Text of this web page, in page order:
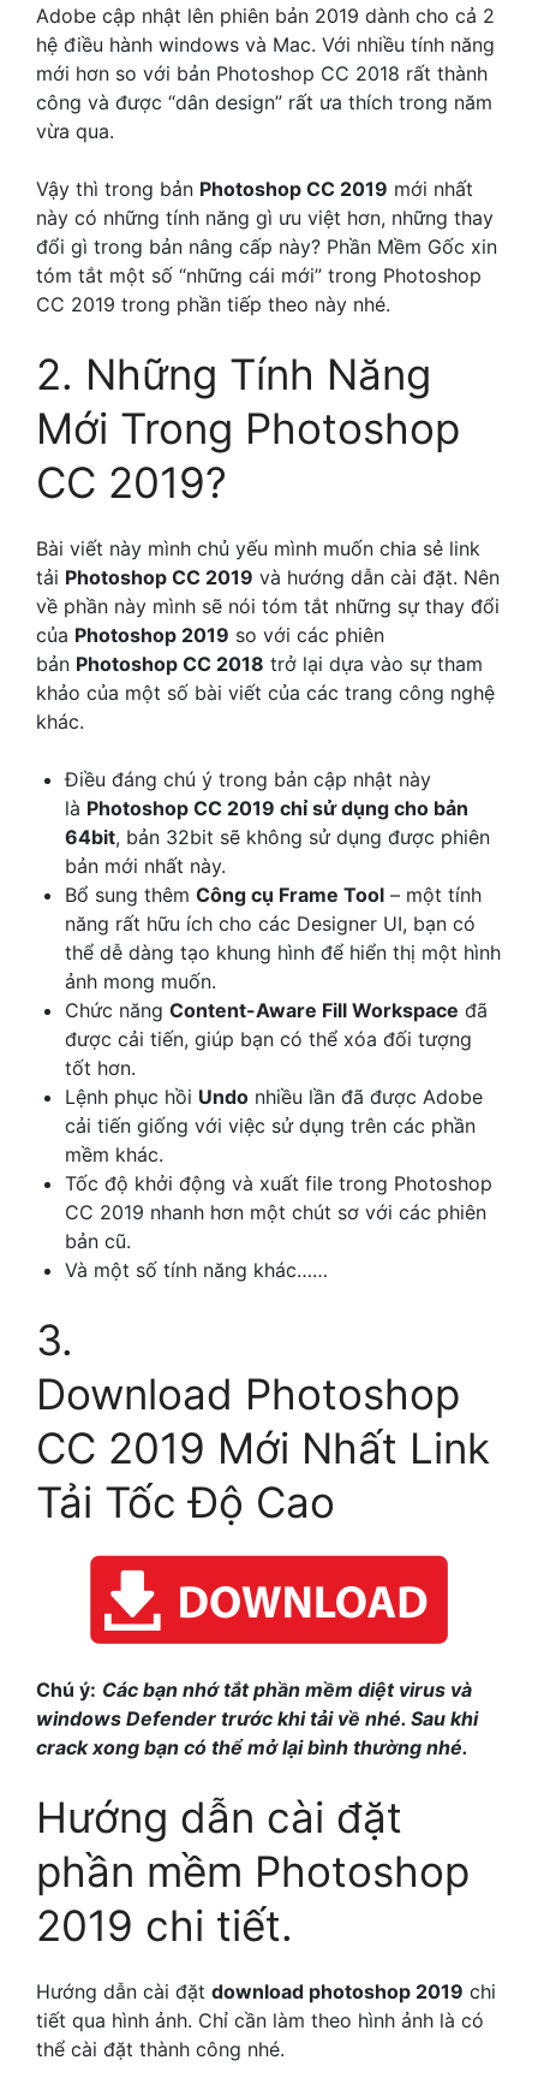
Adobe cập nhật lên phiên bản 2019 dành cho cả 2
hệ điều hành windows và Mac. Với nhiều tính năng
mới hơn so với bản Photoshop CC 2018 rất thành
công và được “dân design” rất ưa thích trong năm
vừa qua.
Vậy thì trong bản Photoshop CC 2019 mới nhất
này có những tính năng gì ưu việt hơn, những thay
đổi gì trong bản nâng cấp này? Phần Mềm Gốc xin
tóm tắt một số “những cái mới” trong Photoshop
CC 2019 trong phần tiếp theo này nhé.
2. Những Tính Năng
Mới Trong Photoshop
CC 2019?
Bài viết này mình chủ yếu mình muốn chia sẻ link
tải Photoshop CC 2019 và hướng dẫn cài đặt. Nên
về phần này mình sẽ nói tóm tắt những sự thay đổi
của Photoshop 2019 so với các phiên
bản Photoshop CC 2018 trở lại dựa vào sự tham
khảo của một số bài viết của các trang công nghệ
khác.
Điều đáng chú ý trong bản cập nhật này
là Photoshop CC 2019 chỉ sử dụng cho bản
64bit, bản 32bit sẽ không sử dụng được phiên
bản mới nhất này.
Bổ sung thêm Công cụ Frame Tool – một tính
năng rất hữu ích cho các Designer UI, bạn có
thể dễ dàng tạo khung hình để hiển thị một hình
ảnh mong muốn.
Chức năng Content-Aware Fill Workspace đã
được cải tiến, giúp bạn có thể xóa đối tượng
tốt hơn.
Lệnh phục hồi Undo nhiều lần đã được Adobe
cải tiến giống với việc sử dụng trên các phần
mềm khác.
Tốc độ khởi động và xuất file trong Photoshop
CC 2019 nhanh hơn một chút sơ với các phiên
bản cũ.
Và một số tính năng khác……
3.
Download Photoshop
CC 2019 Mới Nhất Link
Tải Tốc Độ Cao
Chú ý: Các bạn nhớ tắt phần mềm diệt virus và
windows Defender trước khi tải về nhé. Sau khi
crack xong bạn có thể mở lại bình thường nhé.
Hướng dẫn cài đặt
phần mềm Photoshop
2019 chi tiết.
Hướng dẫn cài đặt download photoshop 2019 chi
tiết qua hình ảnh. Chỉ cần làm theo hình ảnh là có
thể cài đặt thành công nhé.